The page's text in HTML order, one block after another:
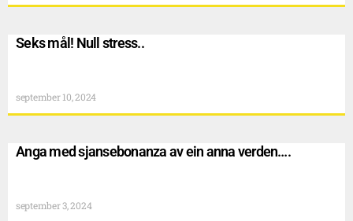
Seks mål! Null stress..
september 10, 2024
Anga med sjansebonanza av ein anna verden….
september 3, 2024